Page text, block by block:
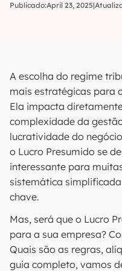
Publicado:April 23, 2025|
A escolha do regime
mais estratégicas para
Ela impacta
complexidade da
lucratividade do
o Lucro Presumido se
interessante para
sistemática
chave.
Mas, será que o Lucro
para a sua empresa?
Quais são as regras,
guia completo, vamos